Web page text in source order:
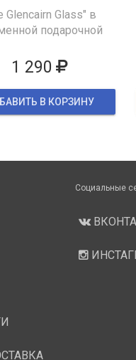
Glencairn Glass" в
подарочной
1 290
В КОРЗИНУ
Социальные